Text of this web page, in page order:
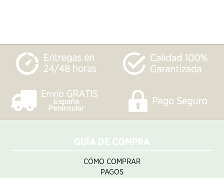
GUÍA DE COMPRA
CÓMO COMPRAR
PAGOS